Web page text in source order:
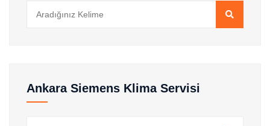
Ankara Siemens Klima Servisi